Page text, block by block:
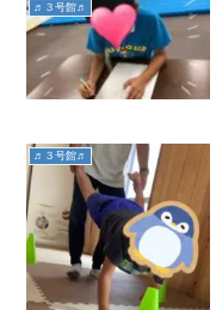
♬３号館♬
♬３号館♬